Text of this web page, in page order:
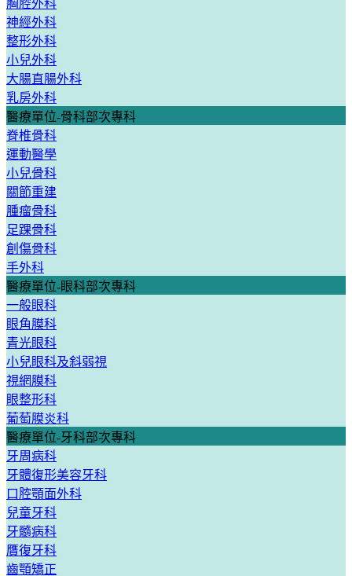
胸腔外科
神經外科
整形外科
小兒外科
大腸直腸外科
乳房外科
醫療單位-骨科部次專科
脊椎骨科
運動醫學
小兒骨科
關節重建
腫瘤骨科
足踝骨科
創傷骨科
手外科
醫療單位-眼科部次專科
一般眼科
眼角膜科
青光眼科
小兒眼科及斜弱視
視網膜科
眼整形科
葡萄膜炎科
醫療單位-牙科部次專科
牙周病科
牙體復形美容牙科
口腔顎面外科
兒童牙科
牙髓病科
贋復牙科
齒顎矯正